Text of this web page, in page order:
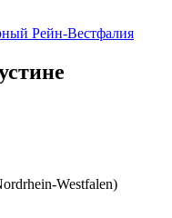
Рейн-Вестфалия
Westfalen)